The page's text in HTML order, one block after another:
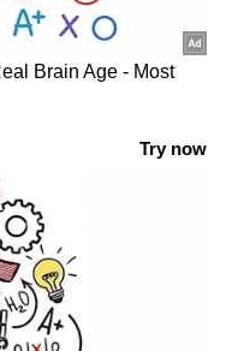
3
ആർത്തവ
നൽകും;
സർക്കാരിന്റെ